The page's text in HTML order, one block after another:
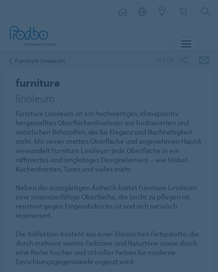
Furniture Linoleum
furniture
linoleum
Furniture Linoleum ist ein hochwertiges, klimapositiv
hergestelltes Oberflächenlinoleum aus biobasierten und
natürlichen Rohstoffen, das für Eleganz und Nachhaltigkeit
steht. Mit seiner matten Oberfläche und angenehmen Haptik
verwandelt Furniture Linoleum jede Oberfläche in ein
raffiniertes und langlebiges Designelement – wie Möbel,
Küchenfronten, Türen und vieles mehr.
Neben der einzigartigen Ästhetik bietet Furniture Linoleum
eine strapazierfähige Oberfläche, die leicht zu pflegen ist,
resistent gegen Fingerabdrücke ist und sich natürlich
regeneriert.
Die Kollektion besteht aus einer klassischen Farbpalette, die
durch mehrere warme Farbtöne und Naturtöne sowie durch
eine Reihe frischer und stilvoller Farben für moderne
Einrichtungsgegenstände ergänzt wird.